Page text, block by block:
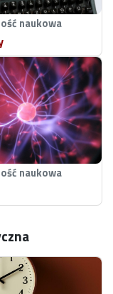
naukowa
naukowa